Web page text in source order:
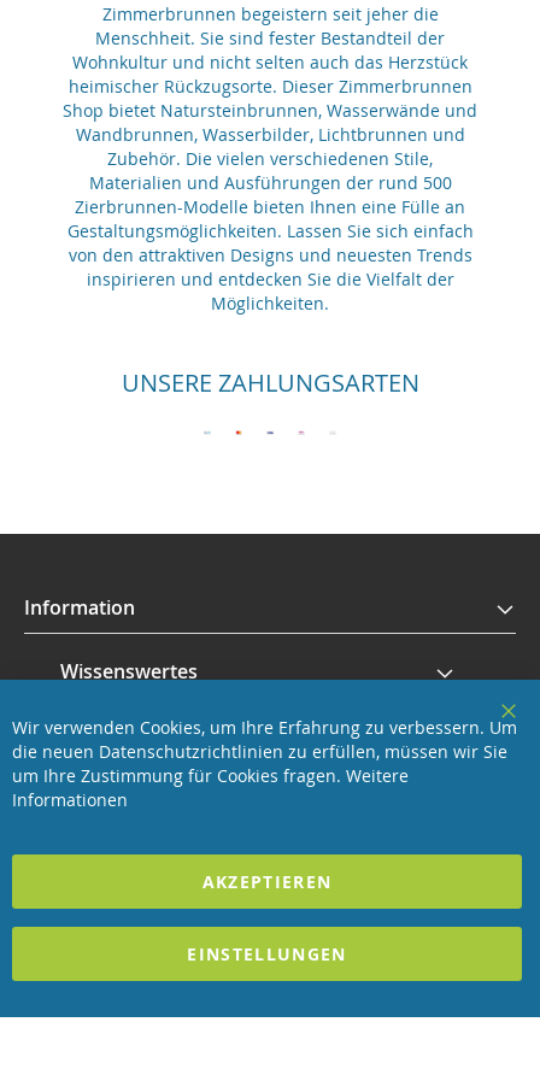
Zimmerbrunnen begeistern seit jeher die
Menschheit. Sie sind fester Bestandteil der
Wohnkultur und nicht selten auch das Herzstück
heimischer Rückzugsorte. Dieser Zimmerbrunnen
Shop bietet Natursteinbrunnen, Wasserwände und
Wandbrunnen, Wasserbilder, Lichtbrunnen und
Zubehör. Die vielen verschiedenen Stile,
Materialien und Ausführungen der rund 500
Zierbrunnen-Modelle bieten Ihnen eine Fülle an
Gestaltungsmöglichkeiten. Lassen Sie sich einfach
von den attraktiven Designs und neuesten Trends
inspirieren und entdecken Sie die Vielfalt der
Möglichkeiten.
UNSERE ZAHLUNGSARTEN
Information
Wissenswertes
Service
Revisage GmbH
Wir verwenden Cookies, um Ihre Erfahrung zu verbessern. Um
die neuen Datenschutzrichtlinien zu erfüllen, müssen wir Sie
um Ihre Zustimmung für Cookies fragen. Weitere
Informationen
AKZEPTIEREN
EINSTELLUNGEN